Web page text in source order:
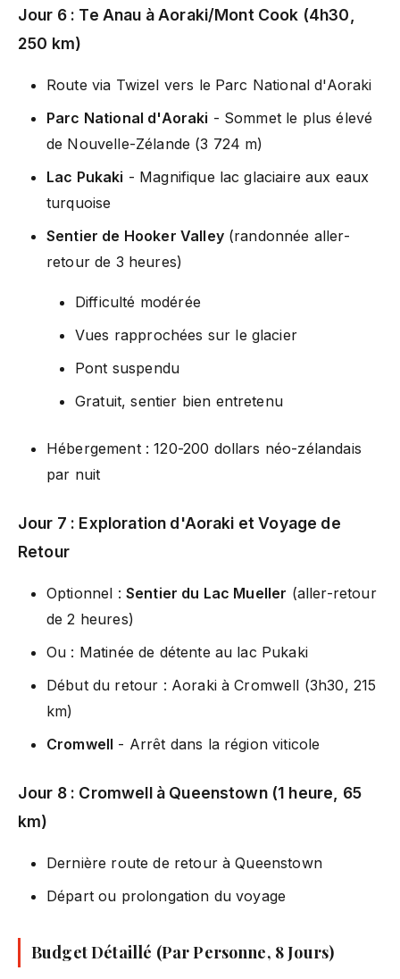
Jour 6 : Te Anau à Aoraki/Mont Cook (4h30,
250 km)
Route via Twizel vers le Parc National d'Aoraki
Parc National d'Aoraki - Sommet le plus élevé
de Nouvelle-Zélande (3 724 m)
Lac Pukaki - Magnifique lac glaciaire aux eaux
turquoise
Sentier de Hooker Valley(randonnée aller-
retour de 3 heures)
Difficulté modérée
Vues rapprochées sur le glacier
Pont suspendu
Gratuit, sentier bien entretenu
Hébergement : 120-200 dollars néo-zélandais
par nuit
Jour 7 : Exploration d'Aoraki et Voyage de
Retour
Optionnel : Sentier du Lac Mueller (aller-retour
de 2 heures)
Ou : Matinée de détente au lac Pukaki
Début du retour : Aoraki à Cromwell (3h30, 215
km)
Cromwell - Arrêt dans la région viticole
Jour 8 : Cromwell à Queenstown (1 heure, 65
km)
Dernière route de retour à Queenstown
Départ ou prolongation du voyage
Budget Détaillé (Par Personne, 8 Jours)